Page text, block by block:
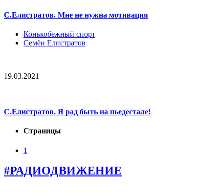
С.Елистратов. Мне не нужна мотивация
Конькобежный спорт
Семён Елистратов
19.03.2021
С.Елистратов. Я рад быть на пьедестале!
Страницы
1
#РАДИОДВИЖЕНИЕ